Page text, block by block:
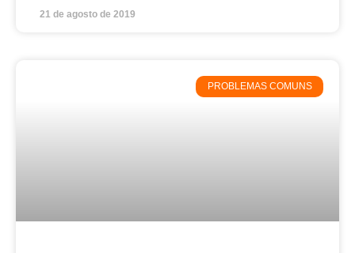
21 de agosto de 2019
PROBLEMAS COMUNS